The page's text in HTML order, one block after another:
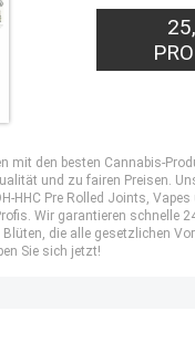
mit den besten Cannabis-
und zu fairen Preisen.
HHC Pre Rolled Joints,
Wir garantieren schnelle
die alle gesetzlichen
Sie sich jetzt!